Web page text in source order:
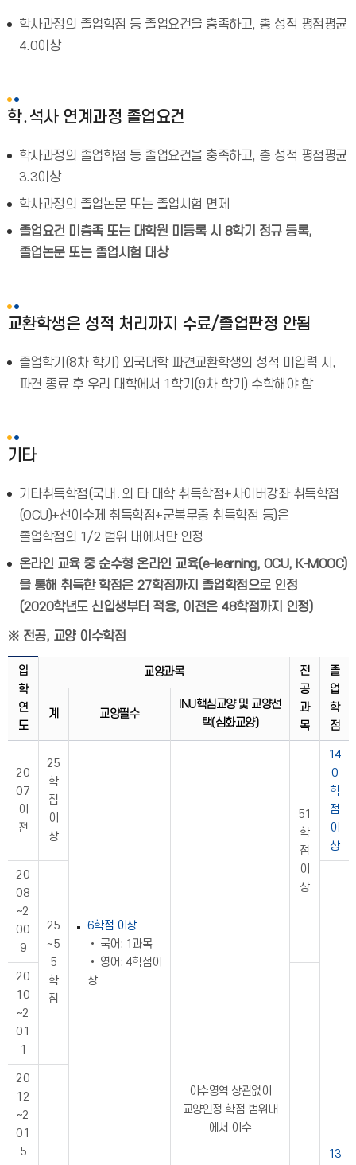
학사과정의 졸업학점 등 졸업요건을 충족하고, 총 성적 평점평균
4.0이상
학․석사 연계과정 졸업요건
학사과정의 졸업학점 등 졸업요건을 충족하고, 총 성적 평점평균
3.3이상
학사과정의 졸업논문 또는 졸업시험 면제
졸업요건 미충족 또는 대학원 미등록 시 8학기 정규 등록,
졸업논문 또는 졸업시험 대상
교환학생은 성적 처리까지 수료/졸업판정 안됨
졸업학기(8차 학기) 외국대학 파견교환학생의 성적 미입력 시,
파견 종료 후 우리 대학에서 1학기(9차 학기) 수학해야 함
기타
기타취득학점(국내․외 타 대학 취득학점+사이버강좌 취득학점
(OCU)+선이수제 취득학점+군복무중 취득학점 등)은
졸업학점의 1/2 범위 내에서만 인정
온라인 교육 중 순수형 온라인 교육(e-learning, OCU, K-MOOC)
을 통해 취득한 학점은 27학점까지 졸업학점으로 인정
(2020학년도 신입생부터 적용, 이전은 48학점까지 인정)
※ 전공, 교양 이수학점
입
학
연
도
교양과목
전
공
과
목
졸
업
학
점
계 교양필수
INU핵심교양 및 교양선
택(심화교양)
20
07
이
전
25
학
점
이
상
6학점 이상
• 국어: 1과목
• 영어: 4학점이
상
이수영역 상관없이
교양인정 학점 범위내
에서 이수
51
학
점
이
상
14
0
학
점
이
상
20
08
~2
00
9
25
~5
5
학
점
13
20
10
~2
01
1
20
12
~2
01
5